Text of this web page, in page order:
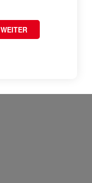
WEITER